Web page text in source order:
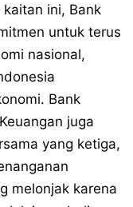
ini, Bank
untuk terus
nasional,
Bank
juga
yang ketiga,
melonjak karena